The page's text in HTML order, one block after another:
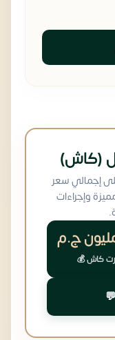
(كاش)
إجمالي سعر
وإجراءات
ج.م
كاش 💰